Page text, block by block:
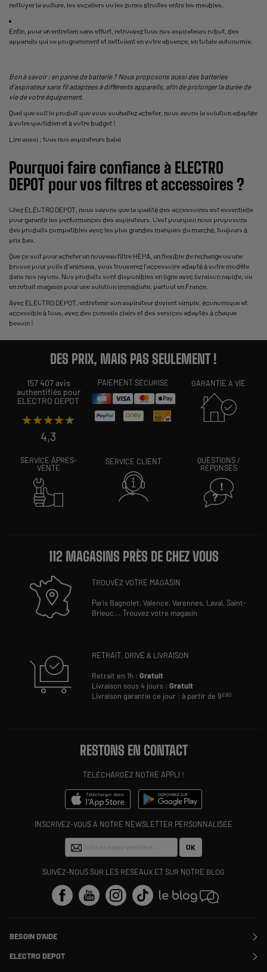
nettoyer la voiture, les escaliers ou les zones étroites entre les meubles.
Enfin, pour un entretien sans effort, retrouvez tous nos aspirateurs robot, des
appareils qui se programment et nettoient en votre absence, en totale autonomie.
Bon à savoir : en panne de batterie ? Nous proposons aussi des batteries
d’aspirateur sans filadaptées à différents appareils, afin de prolonger la durée de
vie de votre équipement.
Quel que soit le produit que vous souhaitez acheter, nous avons la solution adaptée
à votre quotidien et à votre budget !
Lire aussi : tous nos aspirateurs balai
Pourquoi faire confiance à ELECTRO
DEPOT pour vos filtres et accessoires ?
Chez ELECTRO DEPOT, nous savons que la qualité des accessoires est essentielle
pour garantir les performances des aspirateurs. C’est pourquoi nous proposons
des produits compatibles avec les plus grandes marques du marché, toujours à
prix bas.
Que ce soit pour acheter un nouveau filtre HEPA, un flexible de rechange ou une
brosse pour poils d’animaux, vous trouverez l’accessoire adapté à votre modèle
dans nos rayons. Nos produits sont disponibles en ligne avec livraison rapide, ou
en retrait magasin pour une solution immédiate, partout en France.
Avec ELECTRO DEPOT, entretenir son aspirateur devient simple, économique et
accessible à tous, avec des conseils clairs et des services adaptés à chaque
besoin !
DES PRIX, MAIS PAS SEULEMENT !
157 407 avis
authentifiés pour
ELECTRO DEPOT
★★★★★
★★★★★
4,3
PAIEMENT SÉCURISÉ GARANTIE À VIE
SERVICE APRÈS-
VENTE
SERVICE CLIENT
QUESTIONS /
RÉPONSES
112 MAGASINS PRÈS DE CHEZ VOUS
TROUVEZ VOTRE MAGASIN
Paris Bagnolet,Valence,Varennes, Laval,Saint-
Brieuc...Trouvez votre magasin
RETRAIT, DRIVE & LIVRAISON
Retrait en 1h :Gratuit
Livraison sous 4 jours :Gratuit
Livraison garantie ce jour : à partir de 9€90
RESTONS EN CONTACT
TÉLÉCHARGEZ NOTRE APPLI !
INSCRIVEZ-VOUS À NOTRE NEWSLETTER PERSONNALISÉE
OK
SUIVEZ-NOUS SUR LES RÉSEAUX ET SUR NOTRE BLOG
BESOIN D'AIDE
Suivre ma commande
ELECTRO DEPOT